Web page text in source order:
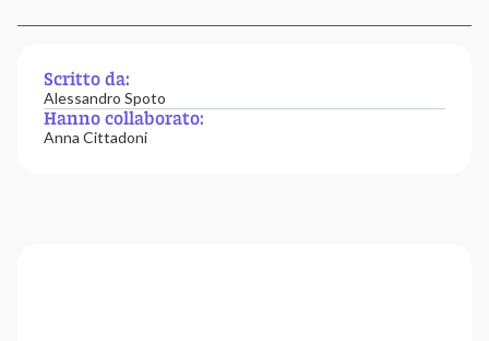
Scritto da:
Alessandro Spoto
Hanno collaborato:
Anna Cittadoni